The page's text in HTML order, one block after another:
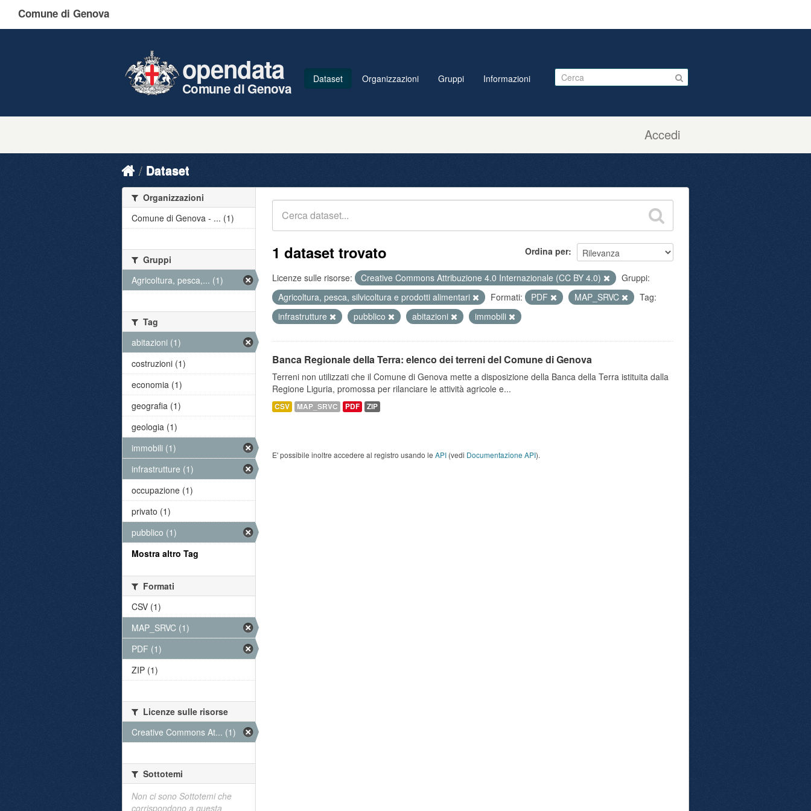
Comune di Genova
Accedi
opendata
Comune di Genova
Dataset Organizzazioni Gruppi Informazioni
Dataset
Ordina per
1 dataset trovato
Licenze sulle risorse: Creative Commons Attribuzione 4.0 Internazionale (CC BY 4.0)
Gruppi:
Agricoltura, pesca, silvicoltura e prodotti alimentari
Formati: PDF MAP_SRVC
Tag:
infrastrutture
pubblico abitazioni immobili
Banca Regionale della Terra: elenco dei terreni del Comune di Genova
Terreni non utilizzati che il Comune di Genova mette a disposizione della Banca della Terra istituita dalla
Regione Liguria, promossa per rilanciare le attività agricole e...
CSV MAP_SRVC PDF ZIP
E' possibile inoltre accedere al registro usando le API (vedi Documentazione API).
Organizzazioni
Comune di Genova - ... (1)
Gruppi
Agricoltura, pesca,... (1)
Tag
abitazioni (1)
costruzioni (1)
economia (1)
geografia (1)
geologia (1)
immobili (1)
infrastrutture (1)
occupazione (1)
privato (1)
pubblico (1)
Mostra altro Tag
Formati
CSV (1)
MAP_SRVC (1)
PDF (1)
ZIP (1)
Licenze sulle risorse
Creative Commons At... (1)
Sottotemi
Non ci sono Sottotemi che
corrispondono a questa